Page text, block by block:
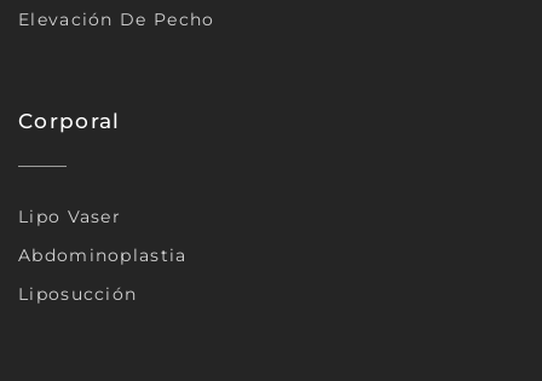
Elevación De Pecho
Corporal
Lipo Vaser
Abdominoplastia
Liposucción